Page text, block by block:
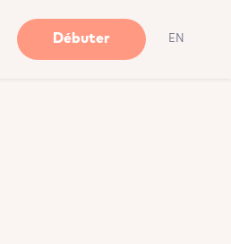
Débuter EN